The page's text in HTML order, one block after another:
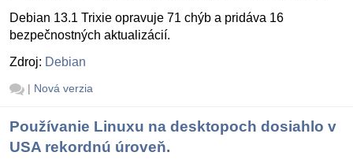
Debian 13.1 Trixie opravuje 71 chýb a pridáva 16
bezpečnostných aktualizácií.
Zdroj: Debian
| Nová verzia
Používanie Linuxu na desktopoch dosiahlo v
USA rekordnú úroveň.